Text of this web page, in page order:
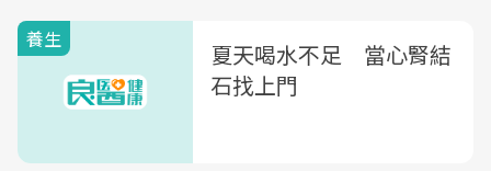
養生
夏天喝水不足 當心腎結
石找上門